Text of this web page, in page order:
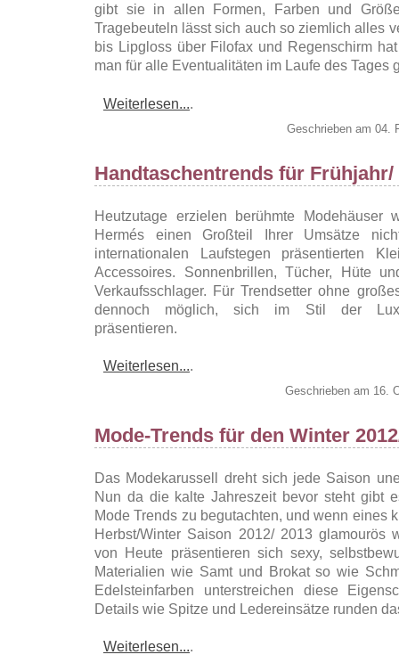
gibt sie in allen Formen, Farben und
Tragebeuteln lässt sich auch so ziemlich alles
bis Lipgloss über Filofax und Regenschirm
man für alle Eventualitäten im Laufe des Tages
Weiterlesen....
Geschrieben am 04.
Handtaschentrends für Frühjahr/
Heutzutage erzielen berühmte Modehäuser
Hermés einen Großteil Ihrer Umsätze
internationalen Laufstegen präsentierten
Accessoires. Sonnenbrillen, Tücher, Hüte
Verkaufsschlager. Für Trendsetter ohne
dennoch möglich, sich im Stil der
präsentieren.
Weiterlesen....
Geschrieben am 16.
Mode-Trends für den Winter
Das Modekarussell dreht sich jede Saison
Nun da die kalte Jahreszeit bevor steht gibt
Mode Trends zu begutachten, und wenn eines
Herbst/Winter Saison 2012/ 2013 glamourös
von Heute präsentieren sich sexy,
Materialien wie Samt und Brokat so wie
Edelsteinfarben unterstreichen diese
Details wie Spitze und Ledereinsätze runden
Weiterlesen....